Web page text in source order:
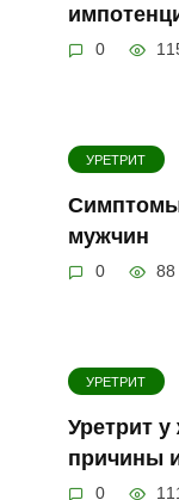
0
УРЕТРИТ
Симптомы
мужчин
0 88
УРЕТРИТ
Уретрит
причины
0